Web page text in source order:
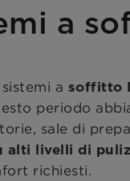
a
a soffitto
periodo
sale di
alti livelli di
richiesti.